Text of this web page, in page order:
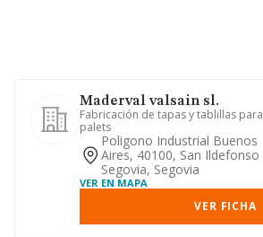
Maderval valsain sl.
Fabricación de tapas y tablillas para
palets
Poligono Industrial Buenos
Aires, 40100, San Ildefonso
Segovia, Segovia
VER EN MAPA
VER FICHA